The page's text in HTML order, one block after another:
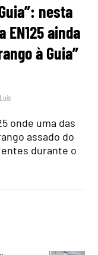
nesta
ainda
à Guia”
onde uma das
assado do
durante o